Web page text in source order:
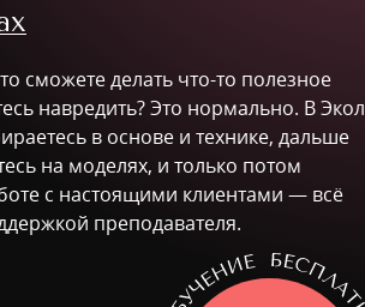
сможете делать что-то полезное
навредить? Это нормально. В
в основе и технике, дальше
на моделях, и только потом
с настоящими клиентами — всё
преподавателя.